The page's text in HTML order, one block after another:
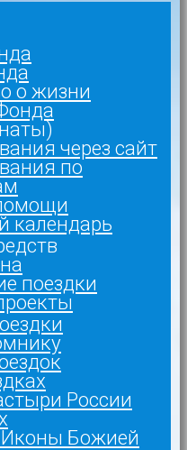
о жизни
через сайт
по
календарь
поездки
России
Божией